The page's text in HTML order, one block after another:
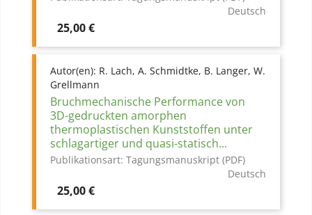
Deutsch
Preis
25,00 €
Autor(en): R. Lach, A. Schmidtke, B. Langer, W.
Grellmann
Bruchmechanische Performance von
3D-gedruckten amorphen
thermoplastischen Kunststoffen unter
schlagartiger und quasi-statisch...
Publikationsart: Tagungsmanuskript (PDF)
Deutsch
Preis
25,00 €